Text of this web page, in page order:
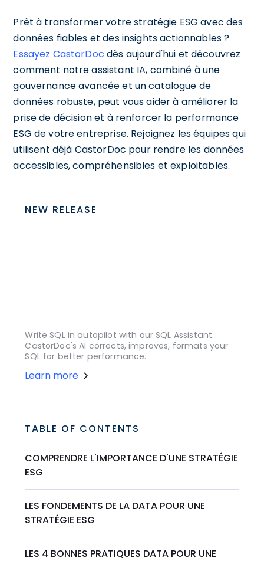
Prêt à transformer votre stratégie ESG avec des
données fiables et des insights actionnables ?
Essayez CastorDoc dès aujourd'hui et découvrez
comment notre assistant IA, combiné à une
gouvernance avancée et un catalogue de
données robuste, peut vous aider à améliorer la
prise de décision et à renforcer la performance
ESG de votre entreprise. Rejoignez les équipes qui
utilisent déjà CastorDoc pour rendre les données
accessibles, compréhensibles et exploitables.
NEW RELEASE
Write SQL in autopilot with our SQL Assistant.
CastorDoc's AI corrects, improves, formats your
SQL for better performance.
Learn more
TABLE OF CONTENTS
COMPRENDRE L'IMPORTANCE D'UNE STRATÉGIE
ESG
LES FONDEMENTS DE LA DATA POUR UNE
STRATÉGIE ESG
LES 4 BONNES PRATIQUES DATA POUR UNE